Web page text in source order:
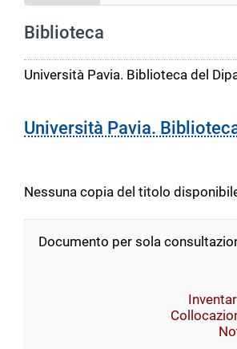
Biblioteca
Università Pavia. Biblioteca del
Università Pavia.
Nessuna copia del titolo
Documento per sola